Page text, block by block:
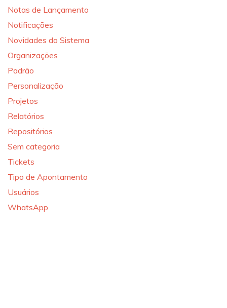
Notas de Lançamento
Notificações
Novidades do Sistema
Organizações
Padrão
Personalização
Projetos
Relatórios
Repositórios
Sem categoria
Tickets
Tipo de Apontamento
Usuários
WhatsApp